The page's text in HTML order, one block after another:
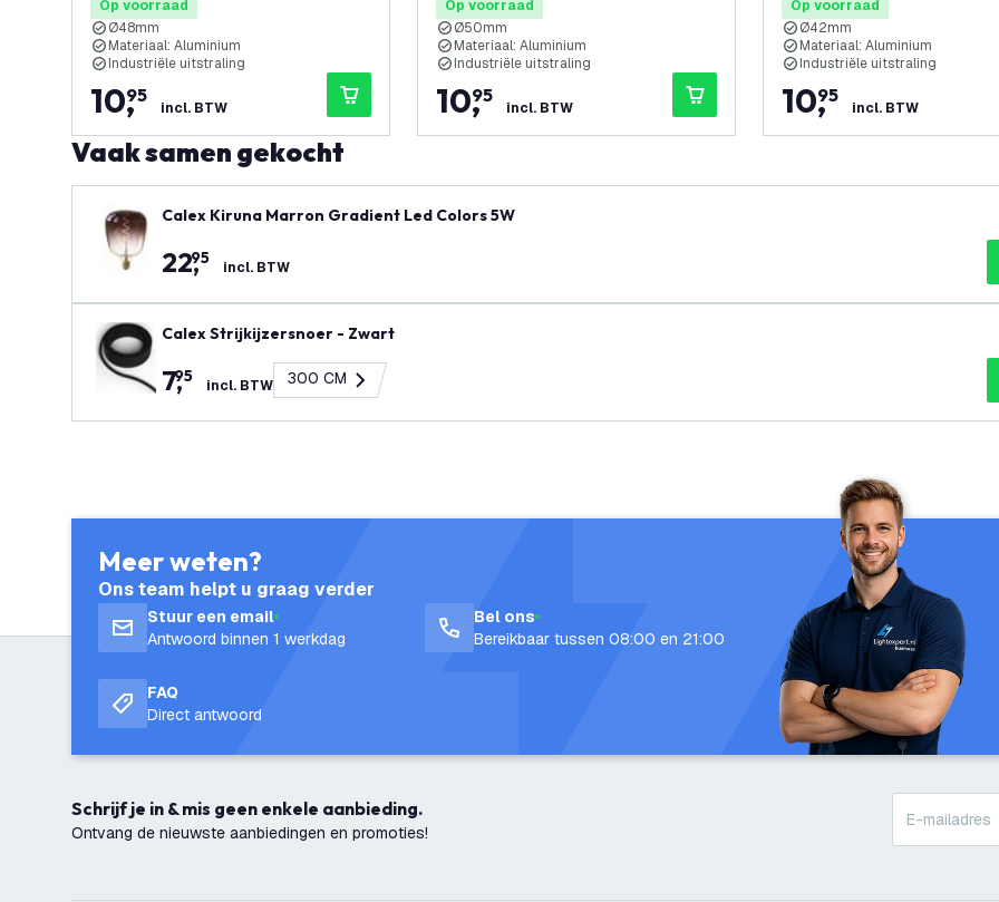
Op voorraad
Ø48mm
Materiaal: Aluminium
Industriële uitstraling
10,
95
incl. BTW
Op voorraad
Ø50mm
Materiaal: Aluminium
Industriële uitstraling
10,
95
incl. BTW
Op voorraad
Ø42mm
Materiaal: Aluminium
Industriële uitstraling
10,
95
incl. BTW
Vaak samen gekocht
Calex Kiruna Marron Gradient Led Colors 5W
22,
95 incl. BTW
Calex Strijkijzersnoer - Zwart
7,
95 incl. BTW 300 CM
Meer weten?
Ons team helpt u graag verder
Stuur een email
Antwoord binnen 1 werkdag
Bel ons
Bereikbaar tussen 08:00 en 21:00
FAQ
Direct antwoord
Schrijf je in & mis geen enkele aanbieding.
Ontvang de nieuwste aanbiedingen en promoties!